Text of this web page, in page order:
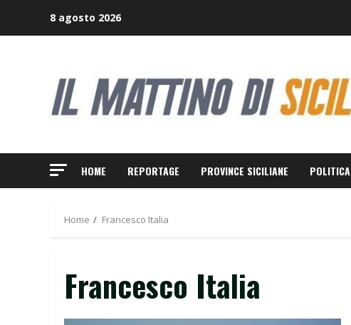
8 agosto 2026
HOME REPORTAGE PROVINCE SICILIANE POLITICA
Home Francesco Italia
Francesco Italia